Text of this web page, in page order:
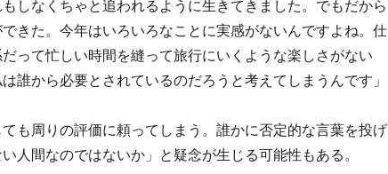
しなくちゃと追われるように生きてきました。でもだから
きた。今年はいろいろなことに実感がないんですよね。仕
って忙しい時間を縫って旅行にいくような楽しさがない
誰から必要とされているのだろうと考えてしまうんです」
も周りの評価に頼ってしまう。誰かに否定的な言葉を投げ
人間なのではないか」と疑念が生じる可能性もある。